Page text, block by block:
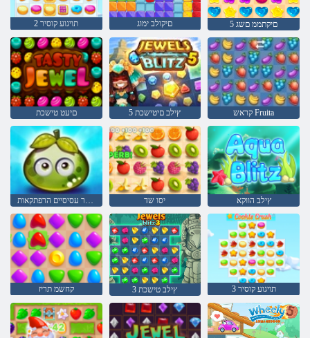
2 תויגוע קוסיר םיקולב ימוג 5 םיקתממ םשג
םיעט טישכת 5 ץילב םיטישכת קראש Fruita
פירות יער עסיסיים הרפתקאות יסו שד ץילב הווקא
קחשמ תריז 3 ץילב טישכת 3 תויגוע קוסיר